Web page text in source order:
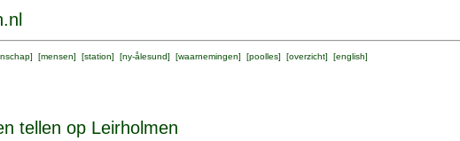
] [mensen] [station] [ny-ålesund] [waarnemingen] [poolles] [overzicht] [english]
tellen op Leirholmen